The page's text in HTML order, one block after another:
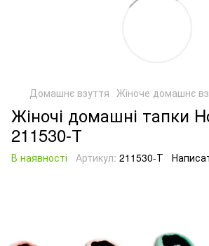
Домашнє взуття Жіноче домашнє
Жіночі домашні тапки
211530-Т
В наявності Артикул: 211530-Т